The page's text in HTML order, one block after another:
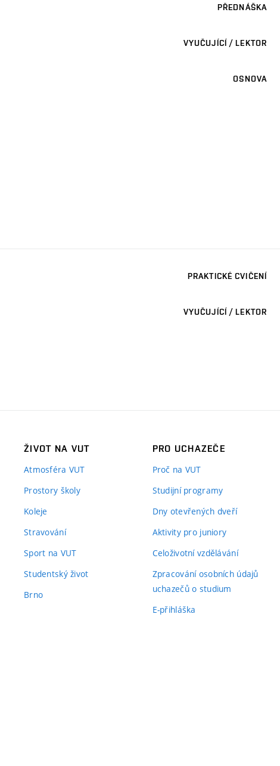
PŘEDNÁŠKA
VYUČUJÍCÍ / LEKTOR
OSNOVA
PRAKTICKÉ CVIČENÍ
VYUČUJÍCÍ / LEKTOR
ŽIVOT NA VUT
Atmosféra VUT
Prostory školy
Koleje
Stravování
Sport na VUT
Studentský život
Brno
PRO UCHAZEČE
Proč na VUT
Studijní programy
Dny otevřených dveří
Aktivity pro juniory
Celoživotní vzdělávání
Zpracování osobních údajů
uchazečů o studium
E-přihláška